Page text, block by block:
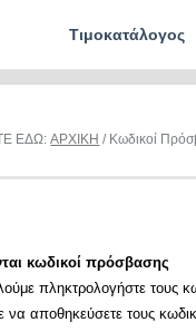
Τιμοκατάλογος
ΕΔΩ:ΑΡΧΙΚΗ / Κωδικοί
κωδικοί πρόσβασης
πληκτρολογήστε τους
να αποθηκεύσετε τους